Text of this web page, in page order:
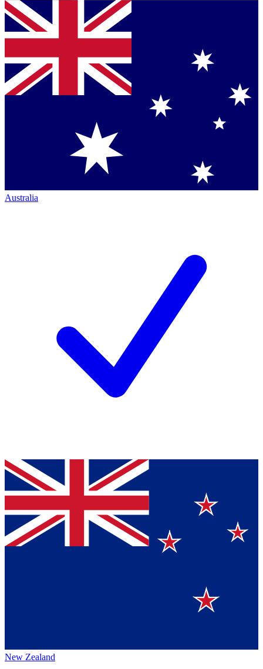
Australia
New Zealand